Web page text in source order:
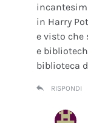
in Harry
e visto che
e
biblioteca
RISPONDI